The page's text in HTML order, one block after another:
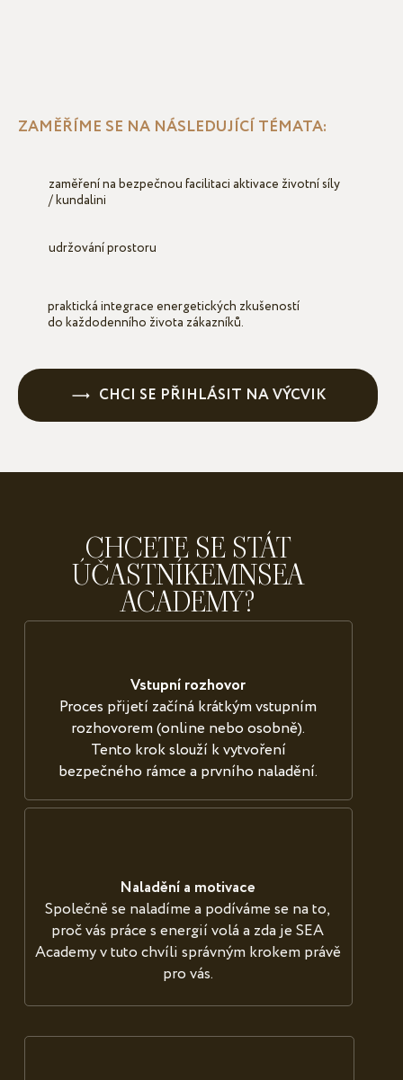
ZAMĚŘÍME SE NA NÁSLEDUJÍCÍ TÉMATA:
zaměření na bezpečnou facilitaci aktivace životní síly
/ kundalini
udržování prostoru
praktická integrace energetických zkušeností
do každodenního života zákazníků.
CHCI SE PŘIHLÁSIT NA VÝCVIK
Naladění a motivace
Společně se naladíme a podíváme se na to,
proč vás práce s energií volá a zda je SEA
Academy v tuto chvíli správným krokem právě
pro vás.
Vstupní rozhovor
Proces přijetí začíná krátkým vstupním
rozhovorem (online nebo osobně).
Tento krok slouží k vytvoření
bezpečného rámce a prvního naladění.
CHCETE SE STÁT
ÚČASTNÍKEMNSEA
ACADEMY?